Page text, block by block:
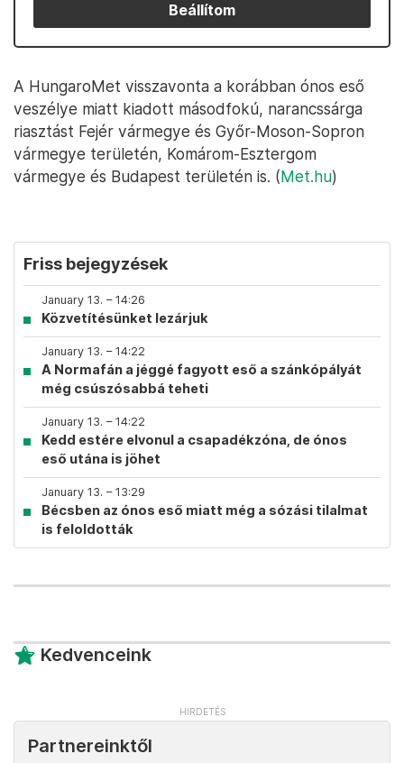
Beállítom
A HungaroMet visszavonta a korábban ónos eső
veszélye miatt kiadott másodfokú, narancssárga
riasztást Fejér vármegye és Győr-Moson-Sopron
vármegye területén, Komárom-Esztergom
vármegye és Budapest területén is. (Met.hu)
Friss bejegyzések
January 13. – 14:26
Közvetítésünket lezárjuk
January 13. – 14:22
A Normafán a jéggé fagyott eső a szánkópályát
még csúszósabbá teheti
January 13. – 14:22
Kedd estére elvonul a csapadékzóna, de ónos
eső utána is jöhet
January 13. – 13:29
Bécsben az ónos eső miatt még a sózási tilalmat
is feloldották
Kedvenceink
Partnereinktől